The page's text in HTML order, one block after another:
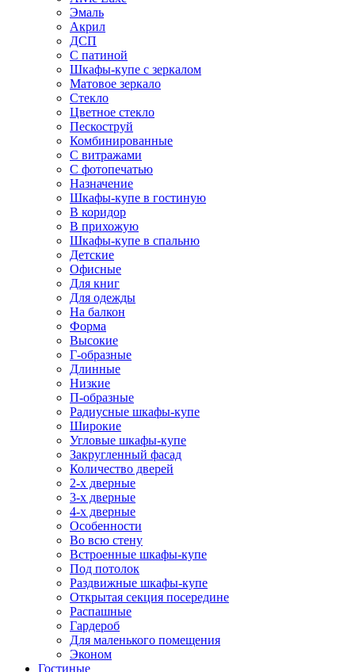
Эмаль
Акрил
ДСП
С патиной
Шкафы-купе с зеркалом
Матовое зеркало
Стекло
Цветное стекло
Пескоструй
Комбинированные
С витражами
С фотопечатью
Назначение
Шкафы-купе в гостиную
В коридор
В прихожую
Шкафы-купе в спальню
Детские
Офисные
Для книг
Для одежды
На балкон
Форма
Высокие
Г-образные
Длинные
Низкие
П-образные
Радиусные шкафы-купе
Широкие
Угловые шкафы-купе
Закругленный фасад
Количество дверей
2-х дверные
3-х дверные
4-х дверные
Особенности
Во всю стену
Встроенные шкафы-купе
Под потолок
Раздвижные шкафы-купе
Открытая секция посередине
Распашные
Гардероб
Для маленького помещения
Эконом
Гостиные